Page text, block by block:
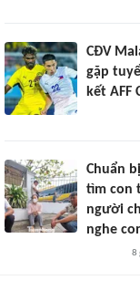
CĐV
gặp
kết AFF
Chuẩn
tìm con
người
nghe
8